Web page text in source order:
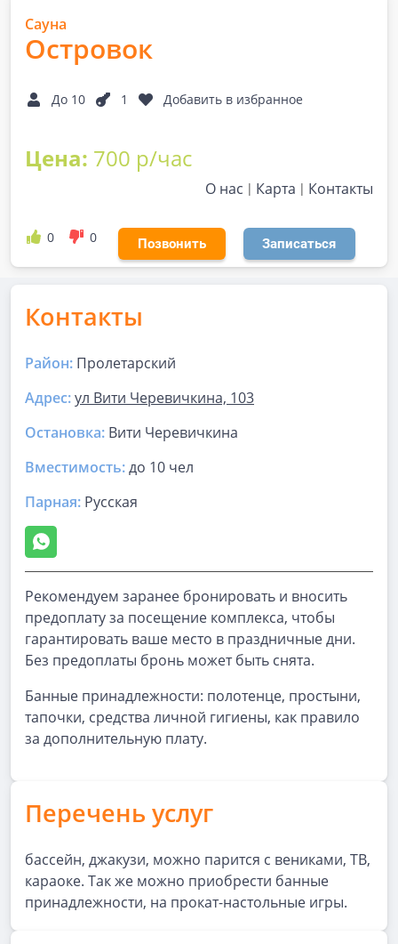
Сауна
Островок
До 10 1 Добавить в избранное
Цена: 700 р/час
О нас Карта Контакты
0 0 Позвонить Записаться
Контакты
Район: Пролетарский
Адрес:ул Вити Черевичкина, 103
Остановка: Вити Черевичкина
Вместимость:до 10 чел
Парная: Русская
Рекомендуем заранее бронировать и вносить
предоплату за посещение комплекса, чтобы
гарантировать ваше место в праздничные дни.
Без предоплаты бронь может быть снята.
Банные принадлежности: полотенце, простыни,
тапочки, средства личной гигиены, как правило
за дополнительную плату.
Перечень услуг
бассейн, джакузи, можно парится с вениками, ТВ,
караоке. Так же можно приобрести банные
принадлежности, на прокат-настольные игры.